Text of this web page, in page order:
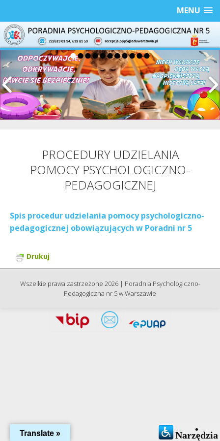
MENU
PROCEDURY UDZIELANIA
POMOCY PSYCHOLOGICZNO-
PEDAGOGICZNEJ
Spis procedur udzielania pomocy psychologiczno-
pedagogicznej obowiązujących w Poradni nr 5
Drukuj
Wszelkie prawa zastrzeżone 2026 | Poradnia Psychologiczno-
Pedagogiczna nr 5 w Warszawie
Translate »